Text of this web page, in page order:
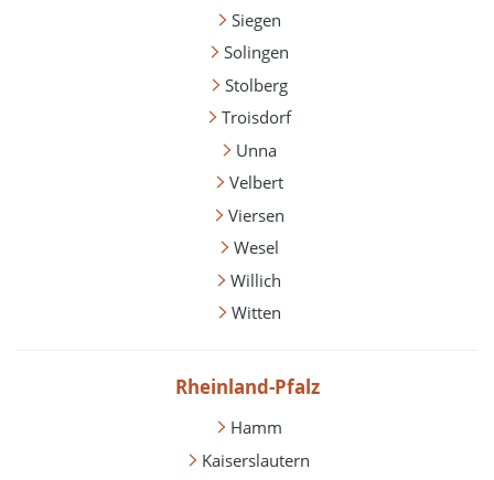
Siegen
Solingen
Stolberg
Troisdorf
Unna
Velbert
Viersen
Wesel
Willich
Witten
Rheinland-Pfalz
Hamm
Kaiserslautern